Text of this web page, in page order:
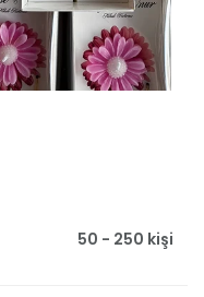
50 - 250 kişi